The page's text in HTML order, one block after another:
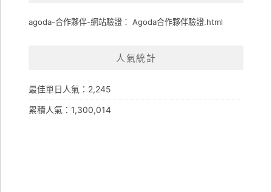
agoda-合作夥伴-網站驗證： Agoda合作夥伴驗證.html
人氣統計
最佳單日人氣：2,245
累積人氣：1,300,014